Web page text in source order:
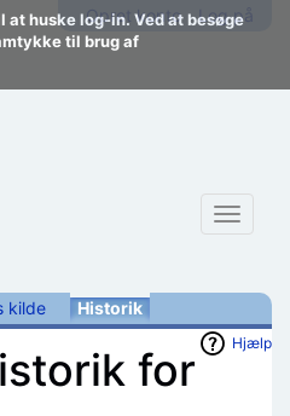
huske log-in. Ved at besøge
til brug af
Opret konto Log på
Toggle
kilde Historik
Hjælp
for